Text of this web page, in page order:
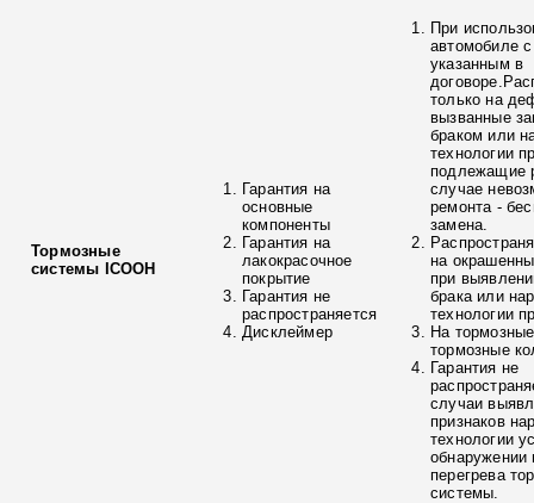
Тормозные
системы ICOOH
Гарантия на
основные
компоненты
Гарантия на
лакокрасочное
покрытие
Гарантия не
распространяется
Дисклеймер
При
автомобиле
указанным в
только на
вызванные
браком или
технологии
подлежащие
случае
ремонта -
замена.
на
при
брака или
технологии
На
тормозные
Гарантия не
случаи
признаков
технологии
обнаружении
перегрева
системы.